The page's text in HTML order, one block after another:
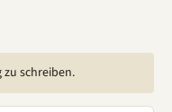
schreiben.